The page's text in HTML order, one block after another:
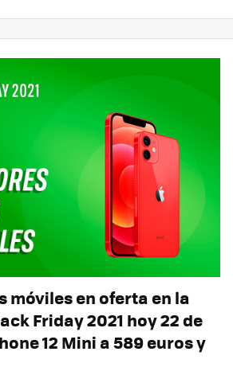
móviles en oferta en la
Friday 2021 hoy 22 de
12 Mini a 589 euros y